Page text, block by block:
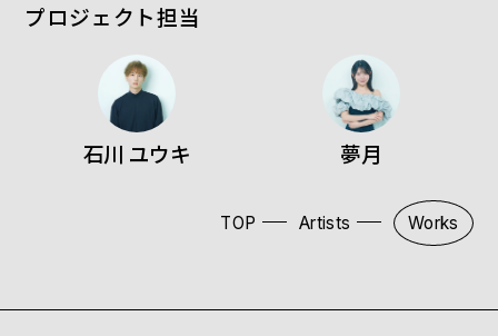
プロジェクト担当
石川 ユウキ 夢月
TOP Artists Works